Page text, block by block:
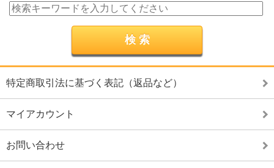
特定商取引法に基づく表記（返品など）
マイアカウント
お問い合わせ